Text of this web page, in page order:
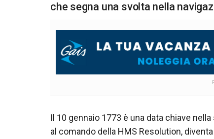
che segna una svolta nella
Il 10 gennaio 1773 è una data chiave
al comando della HMS Resolution,